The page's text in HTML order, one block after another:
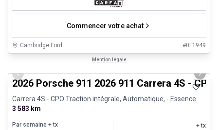
Commencer votre achat
Cambridge Ford #0F1949
Mention légale
Véhicules d'occasion certifiés
Previous slide Next
2026 Porsche 911 2026 911 Carrera 4S - CPO
Carrera 4S - CPO Traction intégrale, Automatique, - Essence
3 583 km
Par semaine + tx + tx